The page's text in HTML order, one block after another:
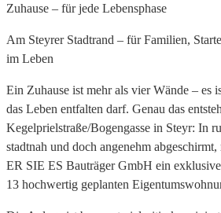
Zuhause – für jede Lebensphase
Am Steyrer Stadtrand – für Familien,
im Leben
Ein Zuhause ist mehr als vier Wände – es
das Leben entfalten darf. Genau das
Kegelprielstraße/Bogengasse in Steyr: In
stadtnah und doch angenehm
ER SIE ES Bauträger GmbH ein
13 hochwertig geplanten